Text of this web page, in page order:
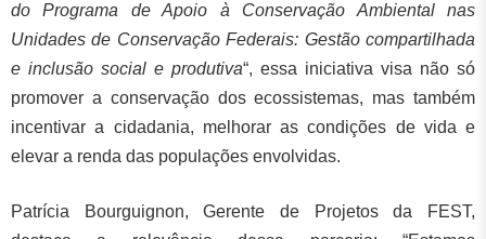
do Programa de Apoio à Conservação Ambiental nas
Unidades de Conservação Federais: Gestão compartilhada
e inclusão social e produtiva“, essa iniciativa visa não só
promover a conservação dos ecossistemas, mas também
incentivar a cidadania, melhorar as condições de vida e
elevar a renda das populações envolvidas.
Patrícia Bourguignon, Gerente de Projetos da FEST,